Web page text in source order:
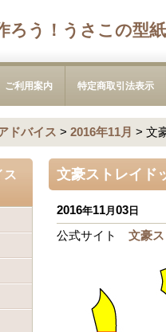
ろう！うさこの型
ご利用案内 特定商取引法表示
ドバイス > 2016年11月 > 文
ス
文豪ストレイド
2016年11月 03 日
公式サイト 文豪